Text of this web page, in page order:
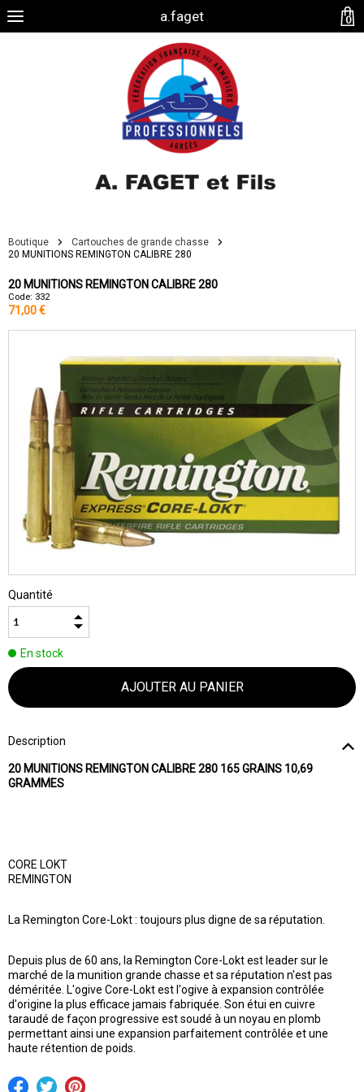
a.faget
Boutique
Cartouches de grande chasse
20 MUNITIONS REMINGTON CALIBRE 280
20 MUNITIONS REMINGTON CALIBRE 280
Code: 332
71,00 €
Quantité
En stock
Description
20 MUNITIONS REMINGTON CALIBRE 280 165 GRAINS 10,69
GRAMMES
CORE LOKT
REMINGTON
La Remington Core-Lokt : toujours plus digne de sa réputation.
Depuis plus de 60 ans, la Remington Core-Lokt est leader sur le
marché de la munition grande chasse et sa réputation n'est pas
déméritée. L'ogive Core-Lokt est l'ogive à expansion contrôlée
d'origine la plus efficace jamais fabriquée. Son étui en cuivre
taraudé de façon progressive est soudé à un noyau en plomb
permettant ainsi une expansion parfaitement contrôlée et une
haute rétention de poids.
0